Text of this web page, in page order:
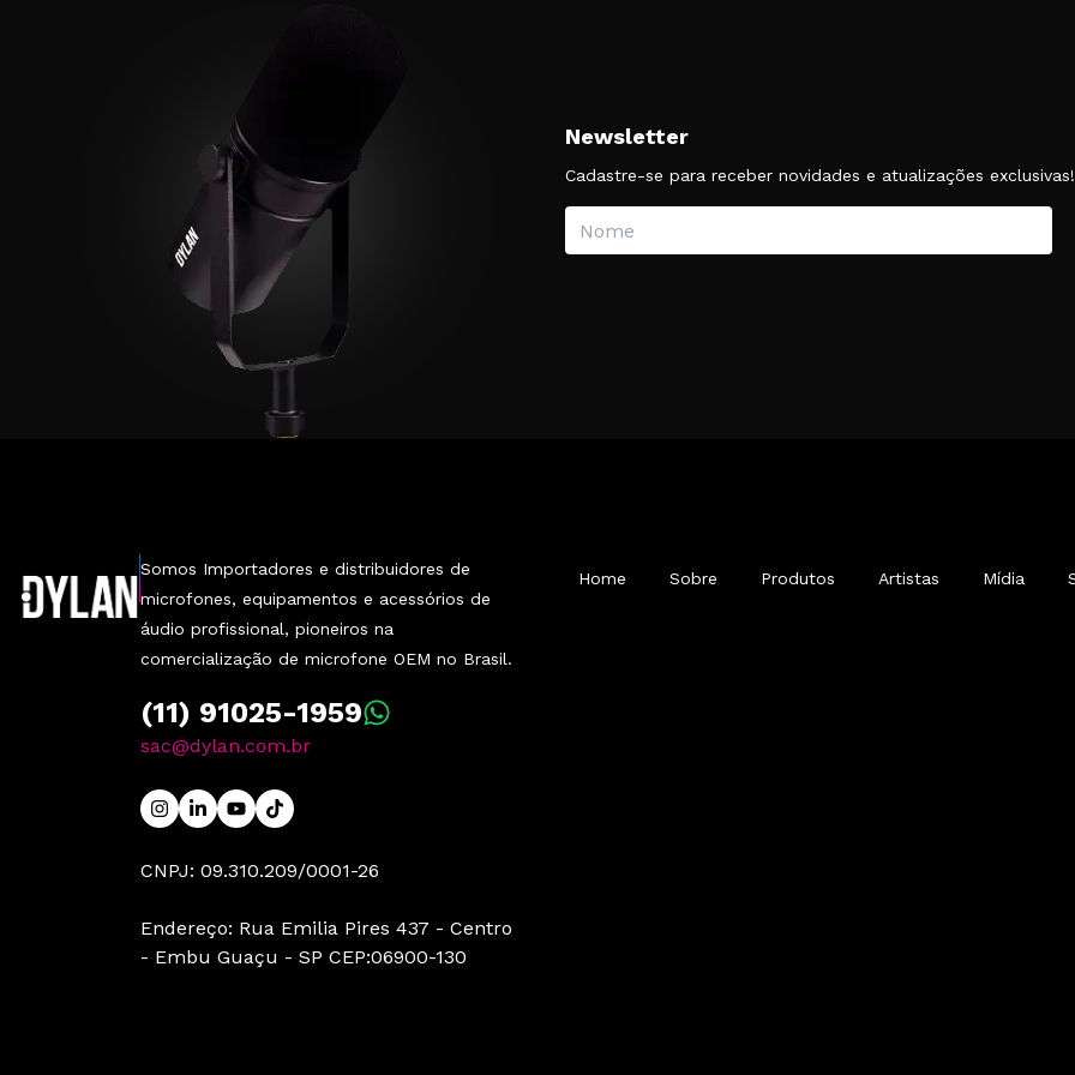
Newsletter
Cadastre-se para receber novidades e atualizações exclusivas!
Somos Importadores e distribuidores de
microfones, equipamentos e acessórios de
áudio profissional, pioneiros na
comercialização de microfone OEM no Brasil.
(11) 91025-1959
sac@dylan.com.br
CNPJ: 09.310.209/0001-26
Endereço: Rua Emilia Pires 437 - Centro
- Embu Guaçu - SP CEP:06900-130
Home Sobre Produtos Artistas Mídia